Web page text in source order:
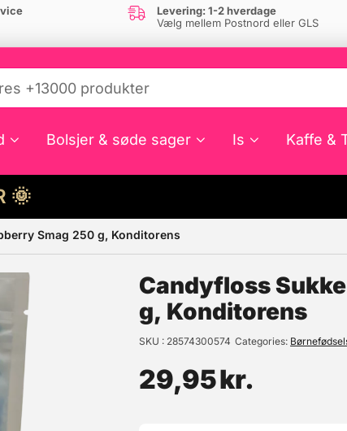
Levering: 1-2 hverdage
Vælg mellem Postnord eller GLS
Bolsjer & søde sager Is Kaffe &
🌞
interesse?
Smag 250 g, Konditorens
Candyfloss
g, Konditorens
SKU 28574300574 Categories
29,95kr.